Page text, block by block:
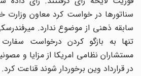
سناتورها در خواست کرد معاون وزارت
سابقه ذهنی از موضوع ندارد.
تنها به بازگو کردن درخواست سفارت
مستشاران نظامی امریکا از مزایا و
در قرارداد وین برخوردار شوند قناعت کرد.